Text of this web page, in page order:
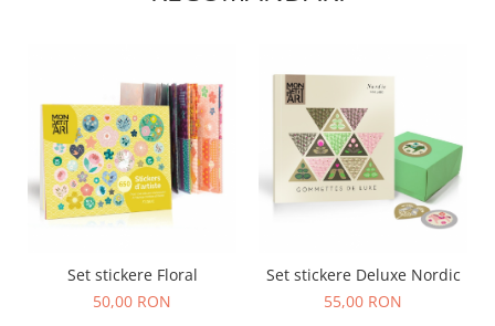
Set stickere Floral
50,00 RON
Set stickere Deluxe Nordic
55,00 RON